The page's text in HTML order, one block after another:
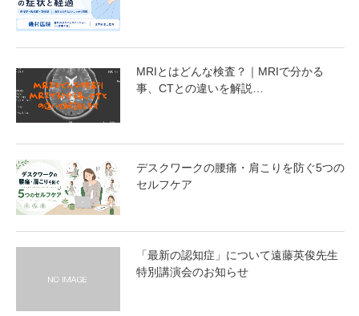
MRIとはどんな検査？｜MRIで分かる
事、CTとの違いを解説…
デスクワークの腰痛・肩こりを防ぐ5つの
セルフケア
「最新の認知症」について遠藤英俊先生
特別講演会のお知らせ